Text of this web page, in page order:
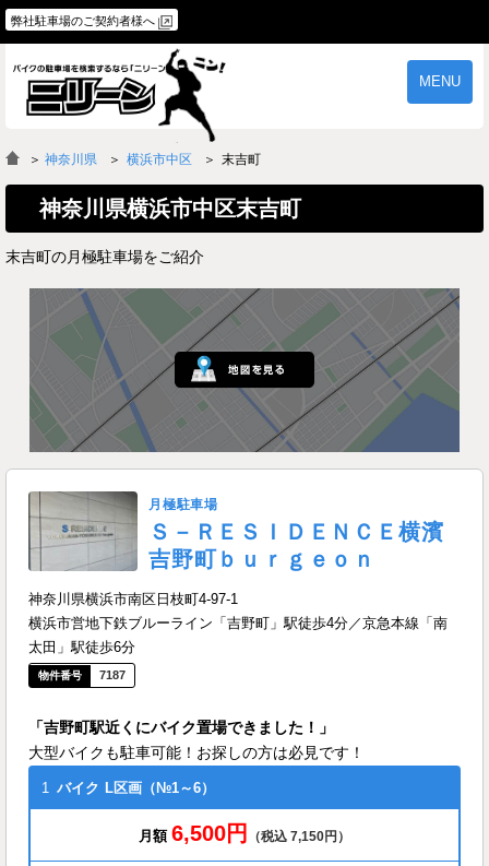
弊社駐車場のご契約者様へ
MENU
物件一覧
よくあるご質問
＞ 神奈川県 横浜市中区 末吉町
神奈川県横浜市中区末吉町
末吉町の月極駐車場をご紹介
月極駐車場
Ｓ－ＲＥＳＩＤＥＮＣＥ横濱
吉野町ｂｕｒｇｅｏｎ
神奈川県横浜市南区日枝町4-97-1
横浜市営地下鉄ブルーライン「吉野町」駅徒歩4分／京急本線「南
太田」駅徒歩6分
7187
「吉野町駅近くにバイク置場できました！」
大型バイクも駐車可能！お探しの方は必見です！
1 バイク L区画（№1～6）
月額 6,500円 （税込 7,150円）